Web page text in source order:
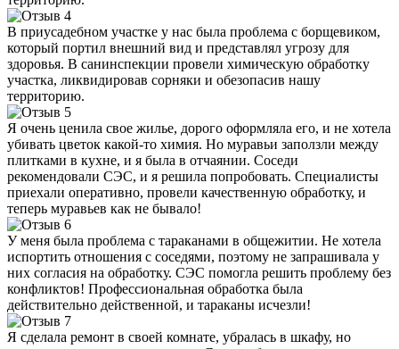
В приусадебном участке у нас была проблема с борщевиком,
который портил внешний вид и представлял угрозу для
здоровья. В санинспекции провели химическую обработку
участка, ликвидировав сорняки и обезопасив нашу
территорию.
Я очень ценила свое жилье, дорого оформляла его, и не хотела
убивать цветок какой-то химия. Но муравьи заползли между
плитками в кухне, и я была в отчаянии. Соседи
рекомендовали СЭС, и я решила попробовать. Специалисты
приехали оперативно, провели качественную обработку, и
теперь муравьев как не бывало!
У меня была проблема с тараканами в общежитии. Не хотела
испортить отношения с соседями, поэтому не запрашивала у
них согласия на обработку. СЭС помогла решить проблему без
конфликтов! Профессиональная обработка была
действительно действенной, и тараканы исчезли!
Я сделала ремонт в своей комнате, убралась в шкафу, но